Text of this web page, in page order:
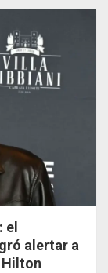
el
alertar a
Hilton